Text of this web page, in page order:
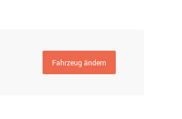
Fahrzeug ändern